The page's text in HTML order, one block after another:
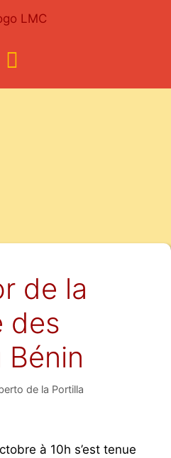
de la
des
Bénin
de la Portilla
à 10h s’est tenue